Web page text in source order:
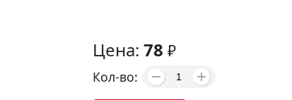
Цена: 78 ₽
Кол-во: